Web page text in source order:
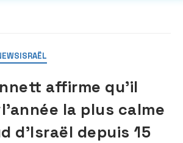
ISRAËL
affirme qu’il
la plus calme
d’Israël depuis 15